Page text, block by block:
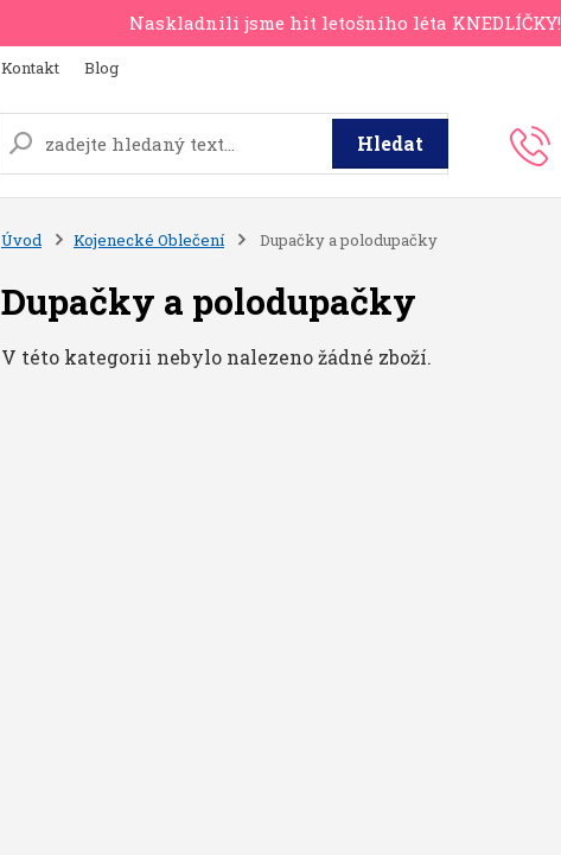
Naskladnili jsme hit letošního léta KNEDLÍČKY!
Kontakt Blog
Hledat
Úvod Kojenecké Oblečení Dupačky a polodupačky
Dupačky a polodupačky
V této kategorii nebylo nalezeno žádné zboží.